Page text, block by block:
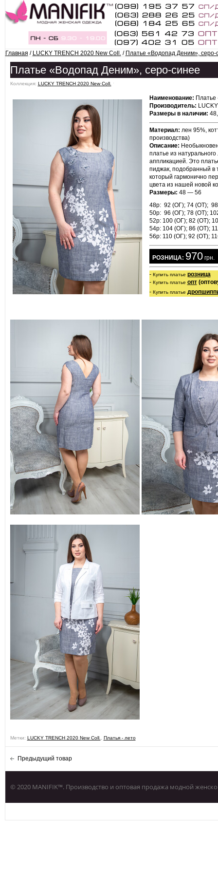
Главная / LUCKY TRENCH 2020 New Coll./ Платье «Водопад Деним», серо-
Платье «Водопад Деним», серо-синее
Коллекция: LUCKY TRENCH 2020 New Coll. ˑ
Наименование:
Производитель:
Размеры в наличии:
Материал: лен 95%,
производства)
Описание:
платье из
аппликацией. Это
пиджак, подобранный в
который гармонично
цвета из нашей новой
Размеры: 48 — 56
48р: 92 (ОГ); 74 (ОТ);
50р: 96 (ОГ); 78 (ОТ);
52р: 100 (ОГ); 82 (ОТ);
54р: 104 (ОГ); 86 (ОТ);
56р: 110 (ОГ); 92 (ОТ);
  РОЗНИЦА:
970 грн.
- Купить платье розница
- Купить платье опт
- Купить платье
Метки: LUCKY TRENCH 2020 New Coll. Платья - лето
Предыдущий товар
© 2020 MANIFIK™. Производство и оптовая продажа модной